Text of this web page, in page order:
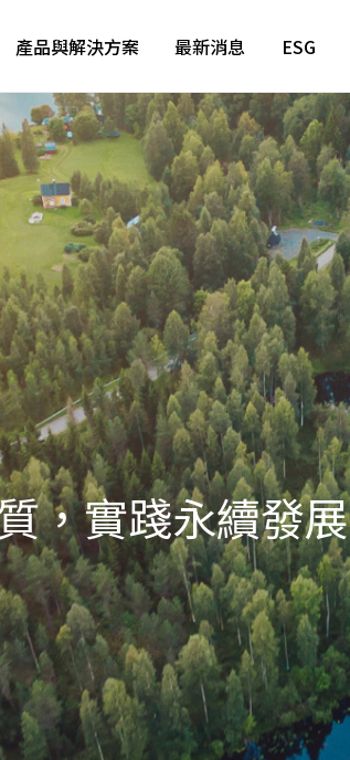
產品與解決方案 最新消息 ESG
，實踐永續發展